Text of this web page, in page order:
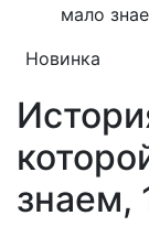
мало
Новинка
знаем,